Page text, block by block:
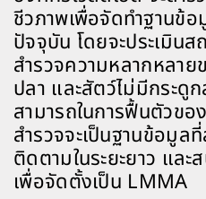
ชีวภาพเพื่อจัดทำฐานข้อ
ปัจจุบัน โดยจะประเมิน
สำรวจความหลากหลา
ปลา และสัตว์ไม่มีกระดู
สามารถในการฟื้นตัวขอ
สำรวจจะเป็นฐานข้อมูล
ติดตามในระยะยาว แล
เพื่อจัดตั้งเป็น LMMA